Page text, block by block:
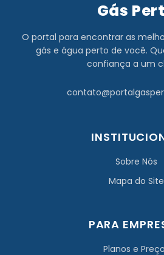
Gás
O portal para encontrar as
gás e água perto de você.
confiança a um
Sobre Nós
Mapa do Site
PARA
Planos e